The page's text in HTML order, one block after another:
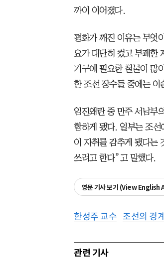
까이 이어졌다.
평화가 깨진 이유는 무엇
요가 대단히 컸고 부패한
기구에 필요한 철물이 많
한 조선 장수들 중에는 이
임진왜란 중 만주 서남부
합하게 됐다. 일부는 조선
이 자취를 감추게 됐다는
쓰려고 한다”고 말했다.
영문 기사 보기 (View English
한성주 교수 조선의 경
관련 기사